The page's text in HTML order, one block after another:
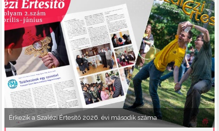
Érkezik a Szalézi Értesítő 2026. évi második száma